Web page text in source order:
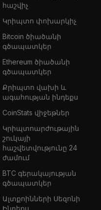
հաշվիչ
Կրիպտո փոխարկիչ
Bitcoin ծիածանի
գծապատկեր
Ethereum ծիածանի
գծապատկեր
Քրիպտո վախի և
ագահության ինդեքս
CoinStats վիջեթներ
Կրիպտոարժութային
շուկայի
հաշվետվությունը 24
ժամում
BTC գերակայության
գծապատկեր
Ալտքոինների Սեզոնի
Ինդեքս